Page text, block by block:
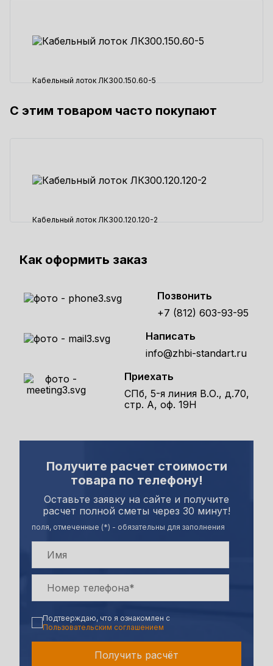
Кабельный лоток ЛК300.150.60-5
13165 ₽
С этим товаром часто покупают
Кабельный лоток ЛК300.120.120-2
Как оформить заказ
Позвонить
+7 (812) 603-93-95
Написать
info@zhbi-standart.ru
Приехать
СПб, 5-я линия В.О., д.70,
стр. А, оф. 19Н
Получите расчет стоимости
товара по телефону!
Оставьте заявку на сайте и получите
расчет полной сметы через 30 минут!
поля, отмеченные (*) - обязательны для заполнения
Подтверждаю, что я ознакомлен с
Пользовательским соглашением
Получить расчёт